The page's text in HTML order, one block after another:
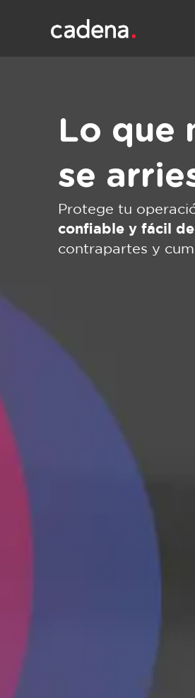
Lo que
se
Protege tu
confiable y fácil de
contrapartes y